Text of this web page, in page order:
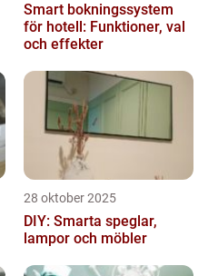
Smart bokningssystem
för hotell: Funktioner, val
och effekter
28 oktober 2025
DIY: Smarta speglar,
lampor och möbler